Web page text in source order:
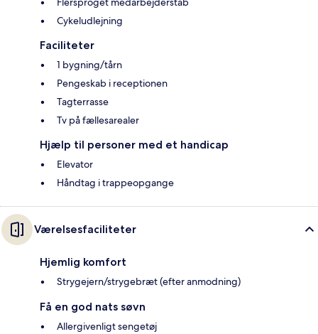
Cykeludlejning
Faciliteter
1 bygning/tårn
Pengeskab i receptionen
Tagterrasse
Tv på fællesarealer
Hjælp til personer med et handicap
Elevator
Håndtag i trappeopgange
Værelsesfaciliteter
Hjemlig komfort
Strygejern/strygebræt (efter anmodning)
Få en god nats søvn
Allergivenligt sengetøj